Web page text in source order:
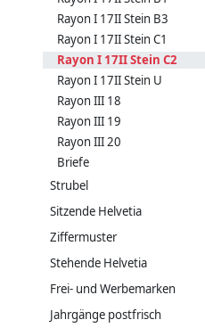
Rayon I 17II Stein B3
Rayon I 17II Stein C1
Rayon I 17II Stein C2
Rayon I 17II Stein U
Rayon III 18
Rayon III 19
Rayon III 20
Briefe
Strubel
Sitzende Helvetia
Ziffermuster
Stehende Helvetia
Frei- und Werbemarken
Jahrgänge postfrisch